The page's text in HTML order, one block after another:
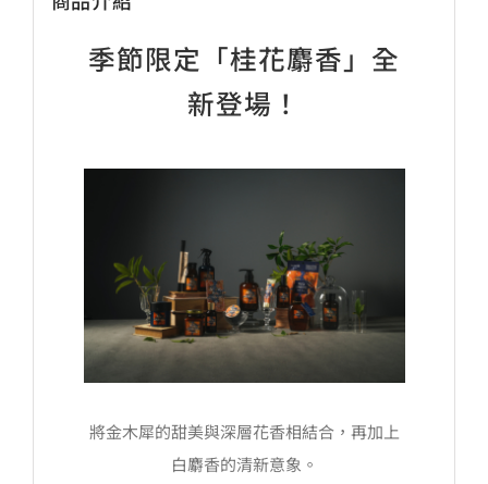
季節限定「桂花麝香」全
新登場！
將金木犀的甜美與深層花香相結合，再加上
白麝香的清新意象。